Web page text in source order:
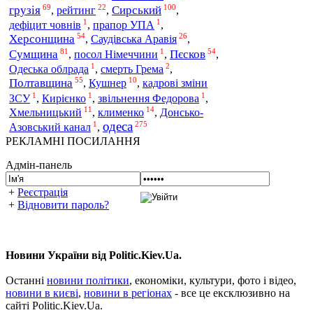
грузія 69, рейтинг 22, Сирський 100,
дефіцит човнів 1 , прапор УПА 1 ,
Херсонщина 54, Саудівська Аравія 26,
Сумщина 81 , посол Німеччини 1 , Пєсков 54,
Одеська облрада 1 , смерть Грема 2,
Полтавщина 55, Кушнер 10, кадрові зміни
ЗСУ 1 , Кирієнко 1 , звільнення Федорова 1 ,
Хмельницький 11 , клименко 14, Донсько-
Азовський канал 1 , одеса 275
РЕКЛАМНІ ПОСИЛАННЯ
Адмін-панель
+ Реєстрація
+ Відновити пароль?
Новини України від Politic.Kiev.Ua.
Останні новини політики, економіки, культури, фото і відео,
новини в києві, новини в регіонах - все це ексклюзивно на
сайті Politic.Kiev.Ua.